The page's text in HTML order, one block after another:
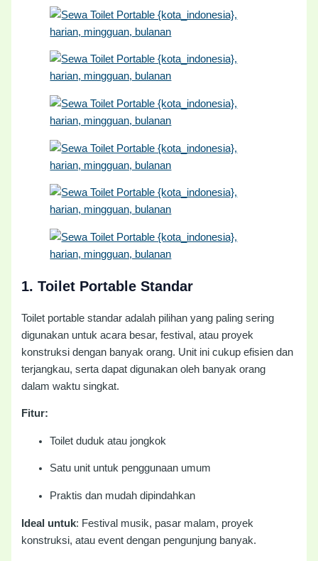
1.Toilet Portable Standar
Toilet portable standar adalah pilihan yang paling sering
digunakan untuk acara besar, festival, atau proyek
konstruksi dengan banyak orang. Unit ini cukup efisien dan
terjangkau, serta dapat digunakan oleh banyak orang
dalam waktu singkat.
Fitur:
Toilet duduk atau jongkok
Satu unit untuk penggunaan umum
Praktis dan mudah dipindahkan
Ideal untuk: Festival musik, pasar malam, proyek
konstruksi, atau event dengan pengunjung banyak.